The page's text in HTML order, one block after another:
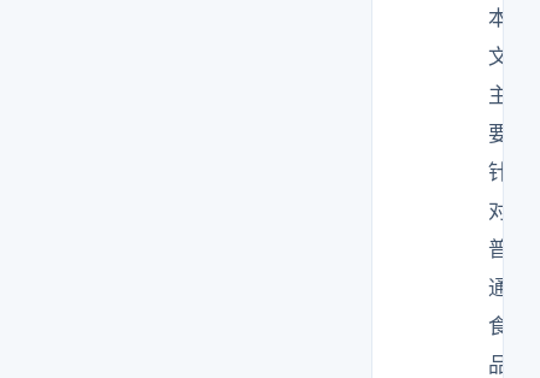
本
文
主
要
针
对
普
通
食
品